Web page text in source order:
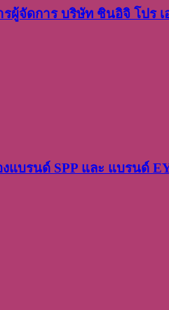
ผู้จัดการ บริษัท​ ชินอิจิ​ โปร​
บรนด์ SPP และ แบรนด์